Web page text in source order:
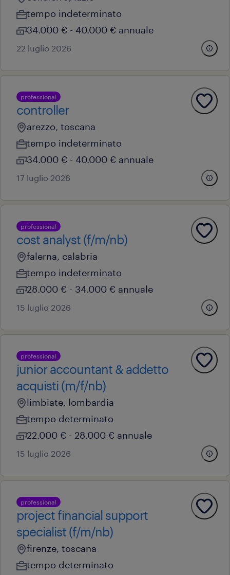
tempo indeterminato
34.000 € - 40.000 € annuale
22 luglio 2026
professional
controller
arezzo, toscana
tempo indeterminato
34.000 € - 40.000 € annuale
17 luglio 2026
professional
cost analyst (f/m/nb)
falerna, calabria
tempo indeterminato
28.000 € - 34.000 € annuale
15 luglio 2026
professional
junior accountant & addetto
acquisti (m/f/nb)
limbiate, lombardia
tempo determinato
22.000 € - 28.000 € annuale
15 luglio 2026
professional
project financial support
specialist (f/m/nb)
firenze, toscana
tempo determinato